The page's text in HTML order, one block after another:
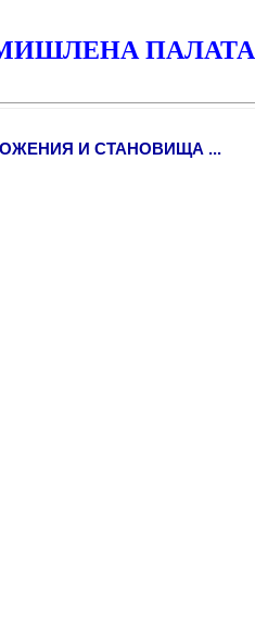
ПАЛАТА
И СТАНОВИЩА ...